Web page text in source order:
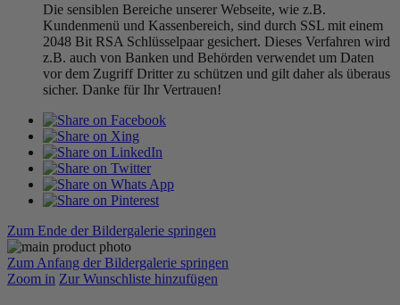
Die sensiblen Bereiche unserer Webseite, wie z.B.
Kundenmenü und Kassenbereich, sind durch SSL mit einem
2048 Bit RSA Schlüsselpaar gesichert. Dieses Verfahren wird
z.B. auch von Banken und Behörden verwendet um Daten
vor dem Zugriff Dritter zu schützen und gilt daher als überaus
sicher. Danke für Ihr Vertrauen!
Zum Ende der Bildergalerie springen
Zum Anfang der Bildergalerie springen
Zoom in Zur Wunschliste hinzufügen